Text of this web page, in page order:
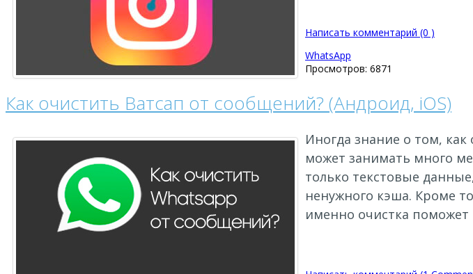
Написать комментарий (0 )
WhatsApp
Просмотров: 6871
Как очистить Ватсап от сообщений? (Андроид, iOS)
Иногда знание о том,
может занимать много
только текстовые
ненужного кэша. Кроме
именно очистка поможет